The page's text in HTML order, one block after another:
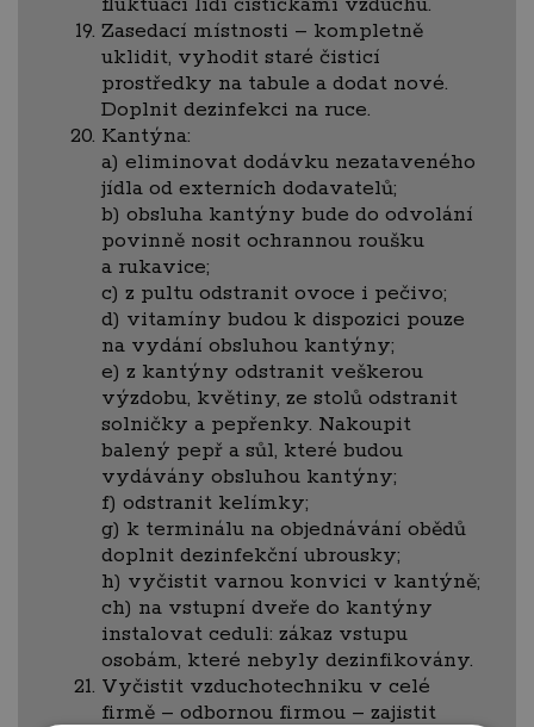
Zasedací místnosti – kompletně
uklidit, vyhodit staré čisticí
prostředky na tabule a dodat nové.
Doplnit dezinfekci na ruce.
Kantýna:
a) eliminovat dodávku nezataveného
jídla od externích dodavatelů;
b) obsluha kantýny bude do odvolání
povinně nosit ochrannou roušku
a rukavice;
c) z pultu odstranit ovoce i pečivo;
d) vitamíny budou k dispozici pouze
na vydání obsluhou kantýny;
e) z kantýny odstranit veškerou
výzdobu, květiny, ze stolů odstranit
solničky a pepřenky. Nakoupit
balený pepř a sůl, které budou
vydávány obsluhou kantýny;
f) odstranit kelímky;
g) k terminálu na objednávání obědů
doplnit dezinfekční ubrousky;
h) vyčistit varnou konvici v kantýně;
ch) na vstupní dveře do kantýny
instalovat ceduli: zákaz vstupu
osobám, které nebyly dezinfikovány.
Vyčistit vzduchotechniku v celé
firmě – odbornou firmou – zajistit